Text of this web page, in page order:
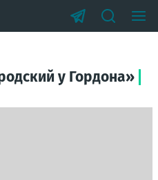
у Гордона»